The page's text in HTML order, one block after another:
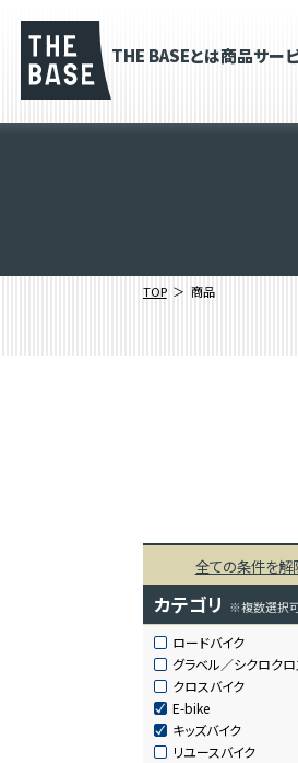
THE BASEとは商品サー
TOP 商品
全ての条件を解
カテゴリ ※複数選択
ロードバイク
グラベル／シクロクロ
クロスバイク
E-bike
キッズバイク
リユースバイク